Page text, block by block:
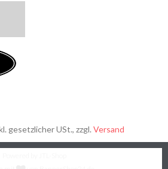
gesetzlicher USt., zzgl. Versand